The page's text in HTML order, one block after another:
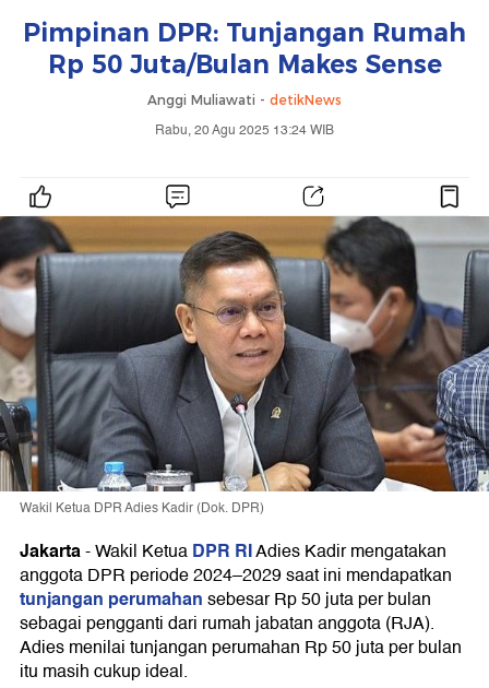
Pimpinan DPR: Tunjangan Rumah
Rp 50 Juta/Bulan Makes Sense
Anggi Muliawati - detikNews
Rabu, 20 Agu 2025 13:24 WIB
Wakil Ketua DPR Adies Kadir (Dok. DPR)
Jakarta-Wakil KetuaDPR RIAdies Kadir mengatakan
anggota DPR periode 2024–2029 saat ini mendapatkan
tunjangan perumahansebesar Rp 50 juta per bulan
sebagai pengganti dari rumah jabatan anggota (RJA).
Adies menilai tunjangan perumahan Rp 50 juta per bulan
itu masih cukup ideal.